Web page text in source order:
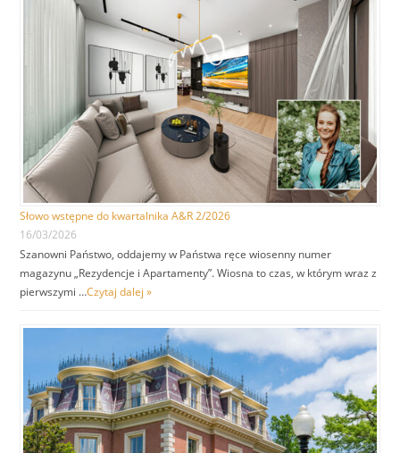
Słowo wstępne do kwartalnika A&R 2/2026
16/03/2026
Szanowni Państwo, oddajemy w Państwa ręce wiosenny numer
magazynu „Rezydencje i Apartamenty”. Wiosna to czas, w którym wraz z
pierwszymi …Czytaj dalej »